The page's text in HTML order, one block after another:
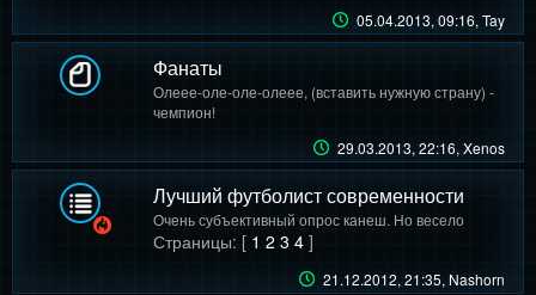
05.04.2013, 09:16, Tay
Фанаты
Олеее-оле-оле-олеее, (вставить нужную страну) -
чемпион!
29.03.2013, 22:16, Xenos
Лучший футболист современности
Очень субъективный опрос канеш. Но весело
Страницы: [ 1 2 3 4]
21.12.2012, 21:35, Nashorn